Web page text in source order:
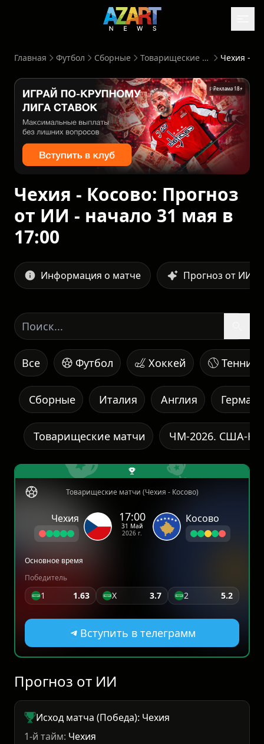
Главная Футбол Сборные Товарищеские матчи
Реклама 18+
Чехия - Косово: Прогноз
от ИИ - начало 31 мая в
17:00
Информация о матче Прогноз от ИИ
Все Футбол Хоккей Теннис
Италия
Сборные Англия
ЧМ-2026. США-
Товарищеские матчи
Товарищеские матчи (Чехия - Косово)
Чехия 17:00
31 Май
2026 г.
Косово
Основное время
Победитель
1 1.63 X 3.7 2 5.2
Вступить в телеграмм
Прогноз от ИИ
Исход матча (Победа): Чехия
1-й тайм: Чехия